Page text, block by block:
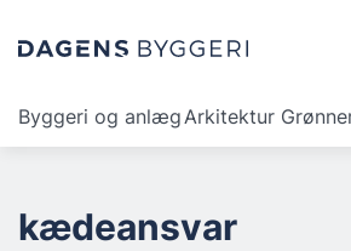
Byggeri og anlægArkitektur
kædeansvar